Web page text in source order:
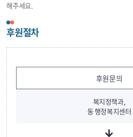
해주세요.
후원절차
후원문의
복지정책과,
동 행정복지센터